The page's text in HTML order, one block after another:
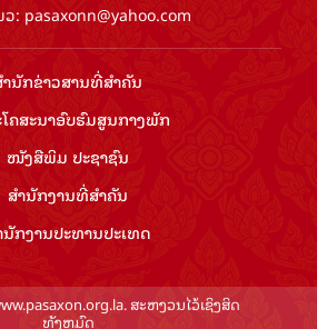
ວ: pasaxonn@yahoo.com
ນັກ​ຂ່າວ​ສານ​ທີ່​ສຳ​ຄັນ​
ໂຄສະນາອົບຮົມ​ສູນ​ກາງ​ພັກ
ໜັງສືພິມ ປະ​ຊາ​ຊົນ
ສຳ​ນັກ​ງານ​ທີ່​ສຳ​ຄັນ
ນັກ​ງານ​ປະ​ທານ​ປະ​ເທດ
ສະຫງວນໄວ້ເຊິງສິດ
ທັງຫມົດ